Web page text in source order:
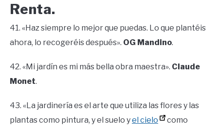
Renta.
41. «Haz siempre lo mejor que puedas. Lo que plantéis
ahora, lo recogeréis después». OG Mandino.
42. «Mi jardín es mi más bella obra maestra». Claude
Monet.
43. «La jardinería es el arte que utiliza las flores y las
plantas como pintura, y el suelo yel cielo como